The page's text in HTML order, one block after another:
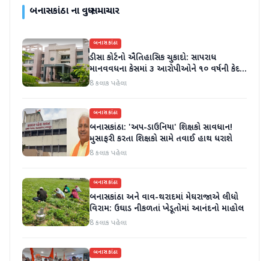
બનાસકાંઠાના વધુ સમાચાર
બનાસકાંઠા
ડીસા કોર્ટનો ઐતિહાસિક ચુકાદો: સાપરાધ
માનવવધના કેસમાં ૩ આરોપીઓને ૧૦ વર્ષની કેદ
અને ૬ લાખનો દંડ
8 કલાક પહેલા
બનાસકાંઠા
બનાસકાંઠા: 'અપ-ડાઉનિયા' શિક્ષકો સાવધાન!
મુસાફરી કરતા શિક્ષકો સામે તવાઈ હાથ ધરાશે
8 કલાક પહેલા
બનાસકાંઠા
બનાસકાંઠા અને વાવ-થરાદમાં મેઘરાજાએ લીધો
વિરામ: ઉઘાડ નીકળતાં ખેડૂતોમાં આનંદનો માહોલ
8 કલાક પહેલા
બનાસકાંઠા